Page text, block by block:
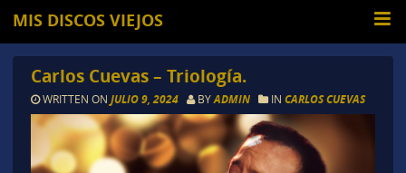
MIS DISCOS VIEJOS
Carlos Cuevas – Triología.
WRITTEN ON JULIO 9, 2024 BYADMIN IN CARLOS CUEVAS